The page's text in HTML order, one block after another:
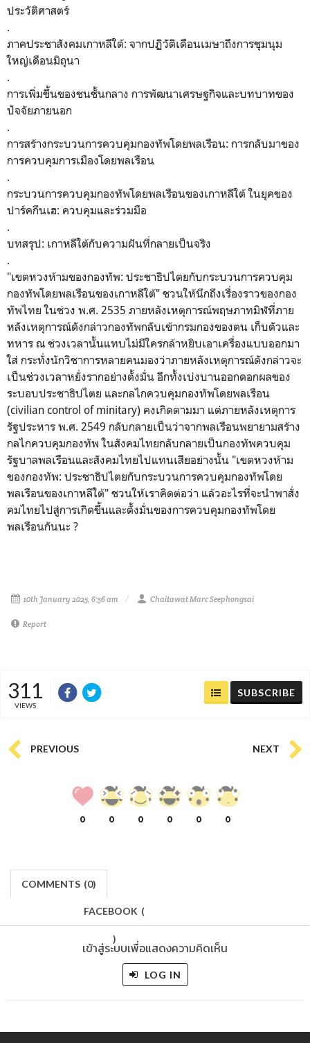
ประวัติศาสตร์
.
ภาคประชาสังคมเกาหลีใต้: จากปฏิวัติเดือนเมษาถึงการชุมนุม
ใหญ่เดือนมิถุนา
.
การเพิ่มขึ้นของชนชั้นกลาง การพัฒนาเศรษฐกิจและบทบาทของ
ปัจจัยภายนอก
.
การสร้างกระบวนการควบคุมกองทัพโดยพลเรือน: การกลับมาของ
การควบคุมการเมืองโดยพลเรือน
.
กระบวนการควบคุมกองทัพโดยพลเรือนของเกาหลีใต้ ในยุคของ
ปาร์คกึนเฮ: ควบคุมและร่วมมือ
.
บทสรุป: เกาหลีใต้กับความฝันที่กลายเป็นจริง
.
"เขตหวงห้ามของกองทัพ: ประชาธิปไตยกับกระบวนการควบคุม
กองทัพโดยพลเรือนของเกาหลีใต้" ชวนให้นึกถึงเรื่องราวของกอง
ทัพไทย ในช่วง พ.ศ. 2535 ภายหลังเหตุการณ์พฤษภาทมิฬที่ภาย
หลังเหตุการณ์ดังกล่าวกองทัพกลับเข้ากรมกองของตน เก็บตัวและ
ทหาร ณ ช่วงเวลานั้นแทบไม่มีใครกล้าหยิบเอาเครื่องแบบออกมา
ใส่ กระทั่งนักวิชาการหลายคนมองว่าภายหลังเหตุการณ์ดังกล่าวจะ
เป็นช่วงเวลาหยั่งรากอย่างตั้งมั่น อีกทั้งเบ่งบานออกดอกผลของ
ระบอบประชาธิปไตย และกลไกควบคุมกองทัพโดยพลเรือน
(civilian control of minitary) คงเกิดตามมา แต่ภายหลังเหตุการ
รัฐประหาร พ.ศ. 2549 กลับกลายเป็นว่าจากพลเรือนพยายามสร้าง
กลไกควบคุมกองทัพ ในสังคมไทยกลับกลายเป็นกองทัพควบคุม
รัฐบาลพลเรือนและสังคมไทยไปแทนเสียอย่างนั้น "เขตหวงห้าม
ของกองทัพ: ประชาธิปไตยกับกระบวนการควบคุมกองทัพโดย
พลเรือนของเกาหลีใต้" ชวนให้เราคิดต่อว่า แล้วอะไรที่จะนำพาสั่ง
คมไทยไปสู่การเกิดขึ้นและตั้งมั่นของการควบคุมกองทัพโดย
พลเรือนกันนะ ?
10th January 2025, 6:56 am Chaitawat Marc Seephongsai
Report
311
VIEWS
SUBSCRIBE
PREVIOUS NEXT
0 0 0 0 0 0
COMMENTS (0)
FACEBOOK (
)
เข้าสู่ระบบเพื่อแสดงความคิดเห็น
LOG IN